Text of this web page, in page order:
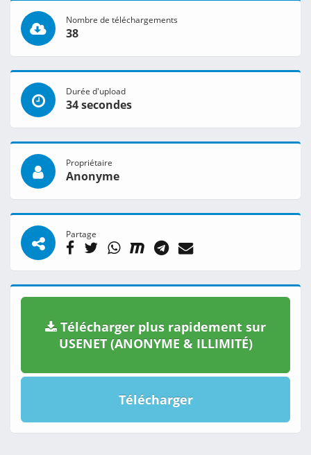
Nombre de téléchargements
38
Durée d'upload
34 secondes
Propriétaire
Anonyme
Partage
Télécharger plus rapidement sur
USENET (ANONYME & ILLIMITÉ)
Télécharger